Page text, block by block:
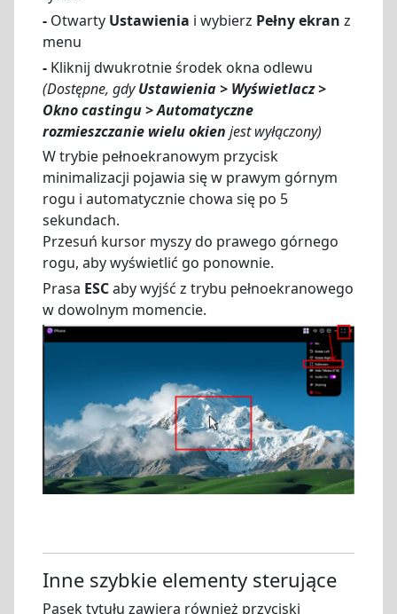
- Otwarty Ustawienia i wybierz Pełny ekran z
menu
- Kliknij dwukrotnie środek okna odlewu
(Dostępne, gdyUstawienia > Wyświetlacz >
Okno castingu > Automatyczne
rozmieszczanie wielu okien jest wyłączony)
W trybie pełnoekranowym przycisk
minimalizacji pojawia się w prawym górnym
rogu i automatycznie chowa się po 5
sekundach.
Przesuń kursor myszy do prawego górnego
rogu, aby wyświetlić go ponownie.
Prasa ESCaby wyjść z trybu pełnoekranowego
w dowolnym momencie.
Inne szybkie elementy sterujące
Pasek tytułu zawiera również przyciski